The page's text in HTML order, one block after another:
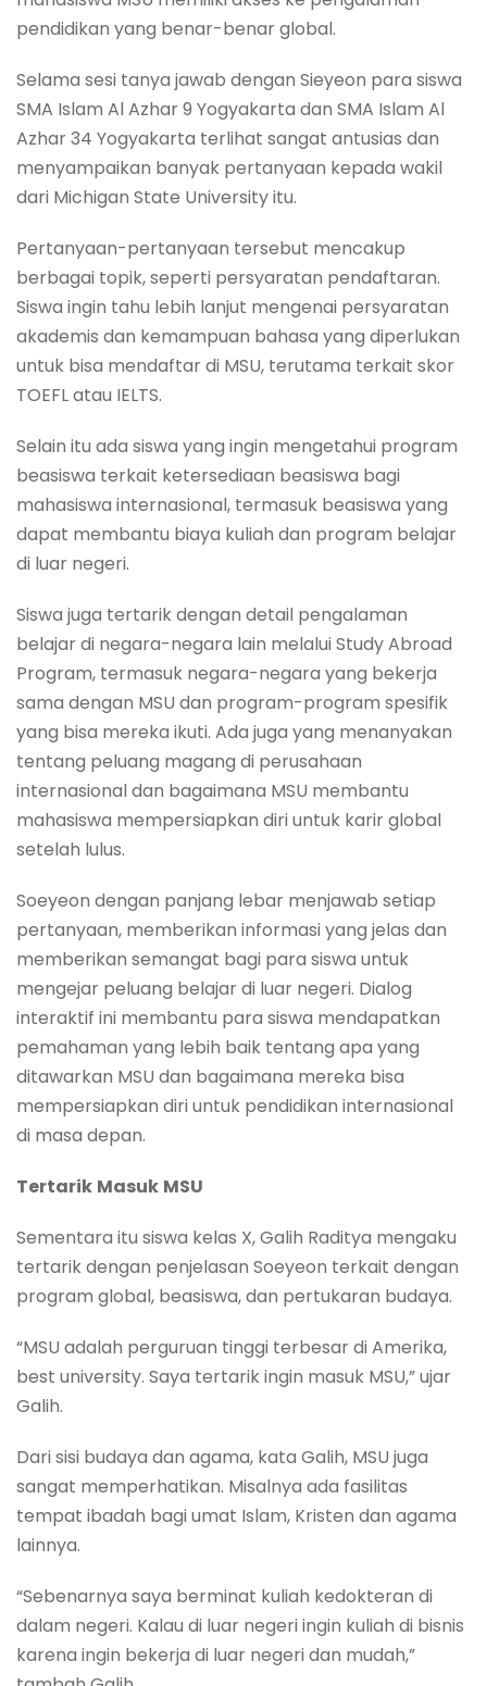
pendidikan yang benar-benar global.
Selama sesi tanya jawab dengan Sieyeon para siswa
SMA Islam Al Azhar 9 Yogyakarta dan SMA Islam Al
Azhar 34 Yogyakarta terlihat sangat antusias dan
menyampaikan banyak pertanyaan kepada wakil
dari Michigan State University itu.
Pertanyaan-pertanyaan tersebut mencakup
berbagai topik, seperti persyaratan pendaftaran.
Siswa ingin tahu lebih lanjut mengenai persyaratan
akademis dan kemampuan bahasa yang diperlukan
untuk bisa mendaftar di MSU, terutama terkait skor
TOEFL atau IELTS.
Selain itu ada siswa yang ingin mengetahui program
beasiswa terkait ketersediaan beasiswa bagi
mahasiswa internasional, termasuk beasiswa yang
dapat membantu biaya kuliah dan program belajar
di luar negeri.
Siswa juga tertarik dengan detail pengalaman
belajar di negara-negara lain melalui Study Abroad
Program, termasuk negara-negara yang bekerja
sama dengan MSU dan program-program spesifik
yang bisa mereka ikuti. Ada juga yang menanyakan
tentang peluang magang di perusahaan
internasional dan bagaimana MSU membantu
mahasiswa mempersiapkan diri untuk karir global
setelah lulus.
Soeyeon dengan panjang lebar menjawab setiap
pertanyaan, memberikan informasi yang jelas dan
memberikan semangat bagi para siswa untuk
mengejar peluang belajar di luar negeri. Dialog
interaktif ini membantu para siswa mendapatkan
pemahaman yang lebih baik tentang apa yang
ditawarkan MSU dan bagaimana mereka bisa
mempersiapkan diri untuk pendidikan internasional
di masa depan.
Tertarik Masuk MSU
Sementara itu siswa kelas X, Galih Raditya mengaku
tertarik dengan penjelasan Soeyeon terkait dengan
program global, beasiswa, dan pertukaran budaya.
“MSU adalah perguruan tinggi terbesar di Amerika,
best university. Saya tertarik ingin masuk MSU,” ujar
Galih.
Dari sisi budaya dan agama, kata Galih, MSU juga
sangat memperhatikan. Misalnya ada fasilitas
tempat ibadah bagi umat Islam, Kristen dan agama
lainnya.
“Sebenarnya saya berminat kuliah kedokteran di
dalam negeri. Kalau di luar negeri ingin kuliah di bisnis
karena ingin bekerja di luar negeri dan mudah,”